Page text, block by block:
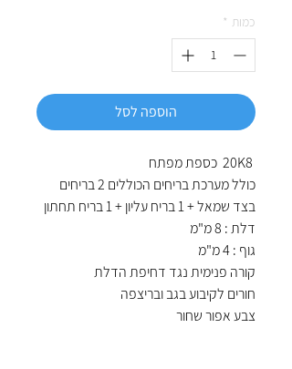
כמות *
הוספה לסל
כולל מערכת בריחים הכוללים 2 בריחים
בצד שמאל + 1 בריח עליון + 1 בריח תחתון
דלת : 8 מ"מ
גוף : 4 מ"מ
קורה פנימית נגד דחיפת הדלת
חורים לקיבוע בגב ובריצפה
צבע אפור שחור